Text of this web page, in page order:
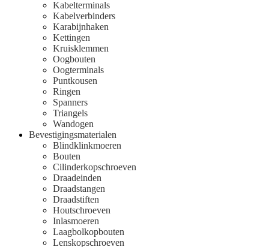
Kabelterminals
Kabelverbinders
Karabijnhaken
Kettingen
Kruisklemmen
Oogbouten
Oogterminals
Puntkousen
Ringen
Spanners
Triangels
Wandogen
Bevestigingsmaterialen
Blindklinkmoeren
Bouten
Cilinderkopschroeven
Draadeinden
Draadstangen
Draadstiften
Houtschroeven
Inlasmoeren
Laagbolkopbouten
Lenskopschroeven